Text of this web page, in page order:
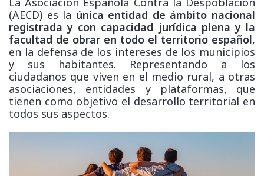
La Asociación Española Contra la Despoblación
(AECD) es la única entidad de ámbito nacional
registrada y con capacidad jurídica plena y la
facultad de obrar en todo el territorio español,
en la defensa de los intereses de los municipios
y sus habitantes. Representando a los
ciudadanos que viven en el medio rural, a otras
asociaciones, entidades y plataformas, que
tienen como objetivo el desarrollo territorial en
todos sus aspectos.